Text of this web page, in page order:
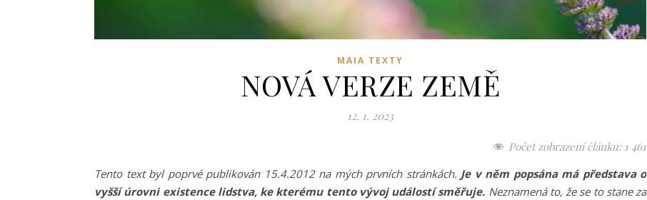
MAIA TEXTY
NOVÁ VERZE ZEMĚ
12. 1. 2023
Počet zobrazení článku: 1 461
Tento text byl poprvé publikován 15.4.2012 na mých prvních stránkách. Je v něm popsána má představa o
vyšší úrovni existence lidstva, ke kterému tento vývoj událostí směřuje. Neznamená to, že se to stane za